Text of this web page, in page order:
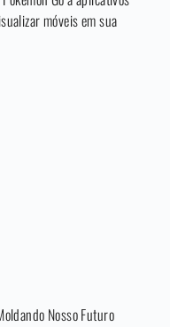
móveis em sua
Nosso Futuro